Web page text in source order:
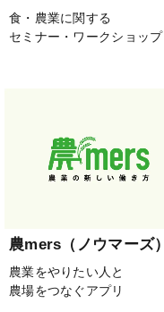
食・農業に関する
セミナー・ワークショップ
農mers（ノウマーズ）
農業をやりたい人と
農場をつなぐアプリ